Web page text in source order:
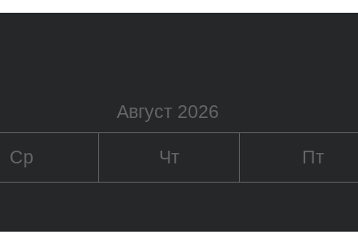
Август 2026
Ср Чт Пт